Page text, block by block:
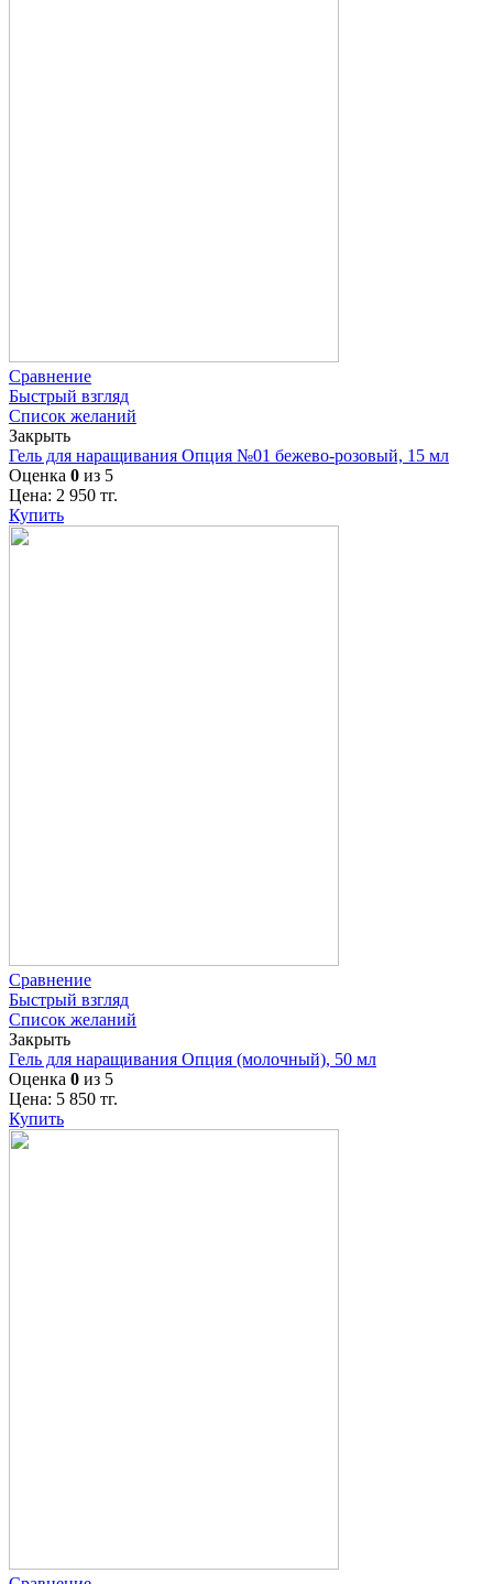
Сравнение
Быстрый взгляд
Список желаний
Закрыть
Гель для наращивания Опция №01 бежево-розовый, 15 мл
Оценка 0 из 5
Цена: 2 950 тг.
Купить
Сравнение
Быстрый взгляд
Список желаний
Закрыть
Гель для наращивания Опция (молочный), 50 мл
Оценка 0 из 5
Цена: 5 850 тг.
Купить